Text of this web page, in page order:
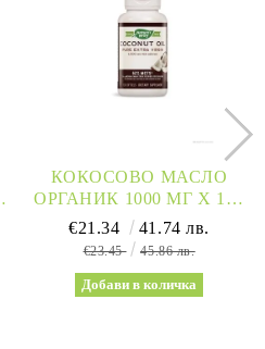
КОКОСОВО МАСЛО
ОРГАНИК 1000 МГ Х 120
СОФТГЕЛ КАПСУЛИ
NATURE’S WAY |
MCTS
€21.34 41.74 лв.
€23.45 45.86 лв.